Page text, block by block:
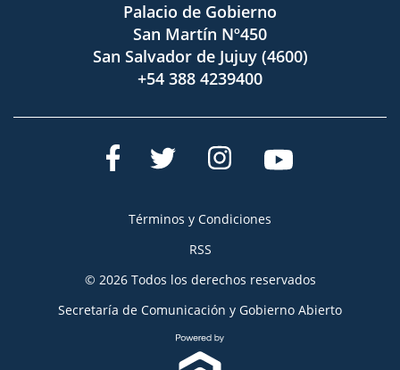
Palacio de Gobierno
San Martín Nº450
San Salvador de Jujuy (4600)
+54 388 4239400
Términos y Condiciones
RSS
© 2026 Todos los derechos reservados
Secretaría de Comunicación y Gobierno Abierto